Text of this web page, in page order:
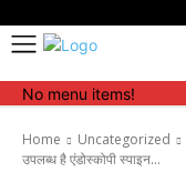
No menu items!
Home Uncategorized
उपलब्ध है एंडोस्कोपी स्पाइन...